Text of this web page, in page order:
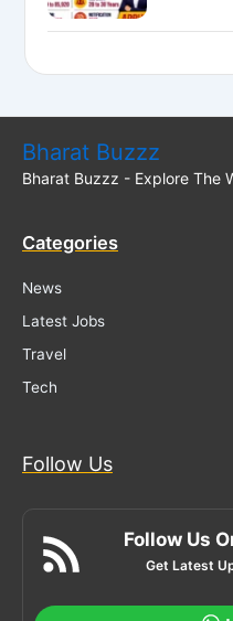
Bharat Buzzz
Bharat Buzzz - Explore The
Categories
News
Latest Jobs
Travel
Tech
Follow Us
Follow Us
Get Latest